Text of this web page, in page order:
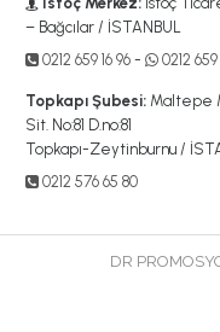
– Bağcılar / İSTANBUL
0212 659 16 96 - 0212 659
Topkapı Şubesi: Maltepe
Sit. No:81 D.no:81
Topkapı-Zeytinburnu /
0212 576 65 80
DR